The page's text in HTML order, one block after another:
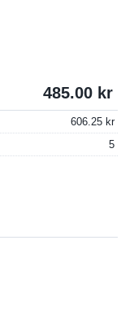
485.00
606.25
5